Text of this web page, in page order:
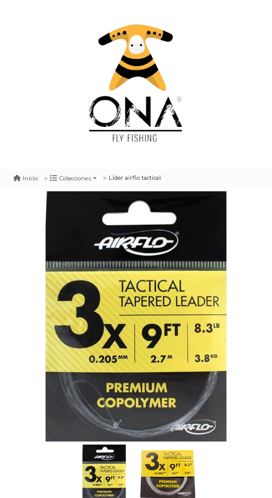
Inicio Colecciones Líder airflo tactical